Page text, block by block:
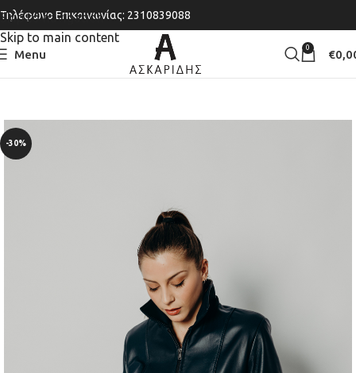
Skip to navigation
Skip to main content
Τηλέφωνο Επικοινωνίας: 2310839088
Menu 0 €
-30%